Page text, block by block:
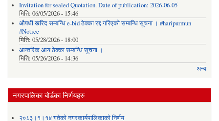
Invitation for sealed Quotation. Date of publication: 2026-06-05
मिति: 06/05/2026 - 15:46
औषधी खरिद सम्बन्धि e-bid ठेक्का रद्द गरिएको सम्बन्धि सूचना । #haripurmun
#Notice
मिति: 05/28/2026 - 18:00
आन्तरिक आय ठेक्का सम्बन्धि सूचना ।
मिति: 05/26/2026 - 14:36
अन्य
नगरपालिका बोर्डका निर्णयहरु
२०८३।१।१४ गतेको नगरकार्यपालिकाको निर्णय